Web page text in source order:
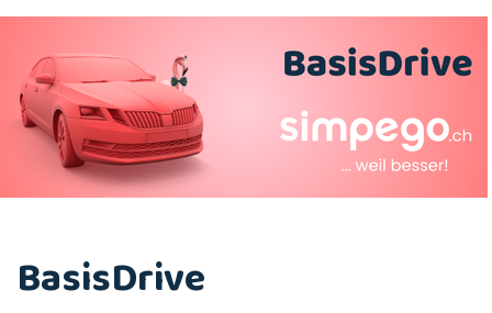
BasisDrive